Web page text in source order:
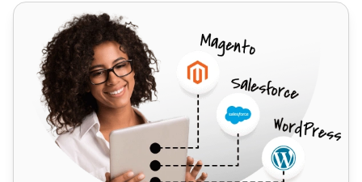
ippi